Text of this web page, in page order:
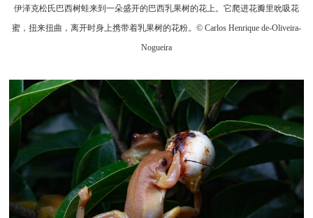
伊泽克松氏巴西树蛙来到一朵盛开的巴西乳果树的花上。它爬进花瓣里吮吸花
蜜，扭来扭曲，离开时身上携带着乳果树的花粉。© Carlos Henrique de-Oliveira-
Nogueira